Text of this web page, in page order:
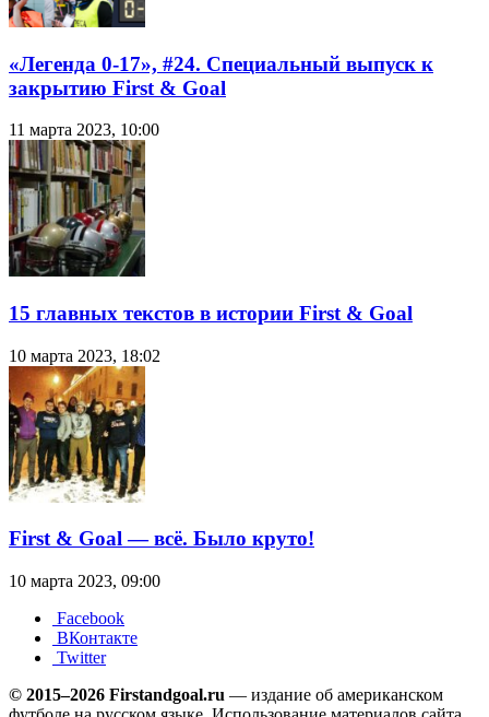
«Легенда 0-17», #24. Специальный выпуск к
закрытию First & Goal
11 марта 2023, 10:00
15 главных текстов в истории First & Goal
10 марта 2023, 18:02
First & Goal — всё. Было круто!
10 марта 2023, 09:00
Facebook
ВКонтакте
Twitter
© 2015–2026 Firstandgoal.ru — издание об американском